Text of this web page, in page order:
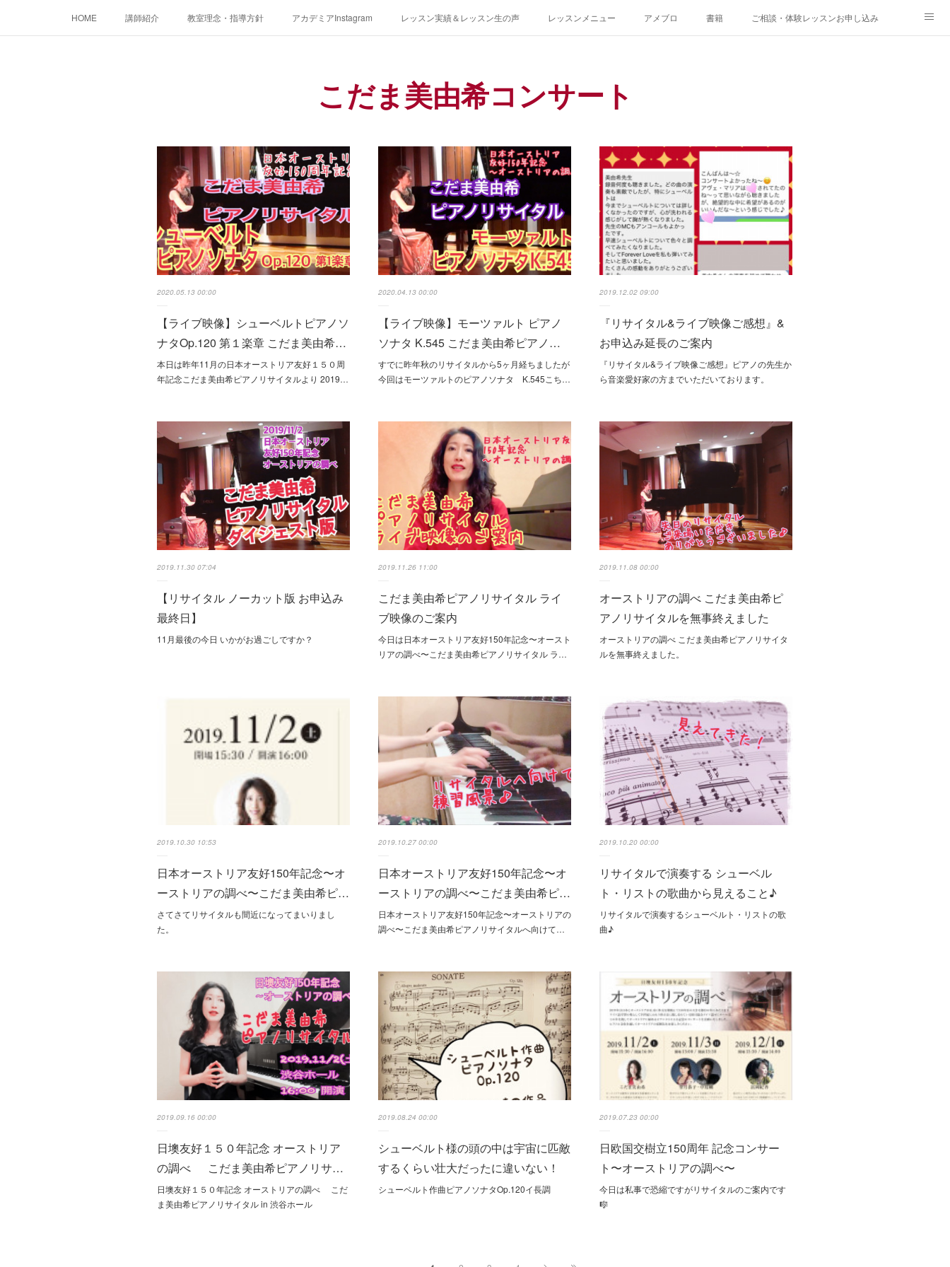
HOME 講師紹介 教室理念・指導方針 アカデミアInstagram レッスン実績＆レッスン生の声 レッスンメニュー アメブロ 書籍 ご相談・体験レッスンお申し込み
こだま美由希コンサート
2020.05.13 00:00
【ライブ映像】シューベルトピアノソ
ナタOp.120 第１楽章 こだま美由希…
本日は昨年11月の日本オーストリア友好１５０周
年記念こだま美由希ピアノリサイタルより 2019…
2020.04.13 00:00
【ライブ映像】モーツァルト ピアノ
ソナタ K.545 こだま美由希ピアノ…
すでに昨年秋のリサイタルから5ヶ月経ちましたが
今回はモーツァルトのピアノソナタ K.545こち…
2019.12.02 09:00
『リサイタル&ライブ映像ご感想』&
お申込み延長のご案内
『リサイタル&ライブ映像ご感想』ピアノの先生か
ら音楽愛好家の方までいただいております。
2019.11.30 07:04
【リサイタル ノーカット版 お申込み
最終日】
11月最後の今日 いかがお過ごしですか？
2019.11.26 11:00
こだま美由希ピアノリサイタル ライ
ブ映像のご案内
今日は日本オーストリア友好150年記念〜オースト
リアの調べ〜こだま美由希ピアノリサイタル ラ…
2019.11.08 00:00
オーストリアの調べ こだま美由希ピ
アノリサイタルを無事終えました
オーストリアの調べ こだま美由希ピアノリサイタ
ルを無事終えました。
2019.10.30 10:53
日本オーストリア友好150年記念〜オ
ーストリアの調べ〜こだま美由希ピ…
さてさてリサイタルも間近になってまいりまし
た。
2019.10.27 00:00
日本オーストリア友好150年記念〜オ
ーストリアの調べ〜こだま美由希ピ…
日本オーストリア友好150年記念〜オーストリアの
調べ〜こだま美由希ピアノリサイタルへ向けて…
2019.10.20 00:00
リサイタルで演奏する シューベル
ト・リストの歌曲から見えること♪
リサイタルで演奏するシューベルト・リストの歌
曲♪
2019.09.16 00:00
日墺友好１５０年記念 オーストリア
の調べ こだま美由希ピアノリサ…
日墺友好１５０年記念 オーストリアの調べ こだ
ま美由希ピアノリサイタル in 渋谷ホール
2019.08.24 00:00
シューベルト様の頭の中は宇宙に匹敵
するくらい壮大だったに違いない！
シューベルト作曲 ピアノソナタOp.120 イ長調
2019.07.23 00:00
日欧国交樹立150周年 記念コンサー
ト〜オーストリアの調べ〜
今日は私事で恐縮ですがリサイタルのご案内です
🎼